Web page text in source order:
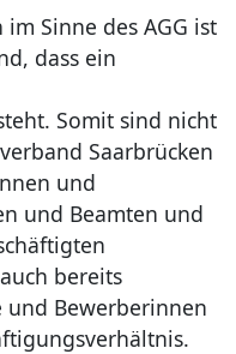
Sinne des AGG ist
dass ein
Somit sind nicht
Saarbrücken
und
und Beamten und
bereits
und Bewerberinnen